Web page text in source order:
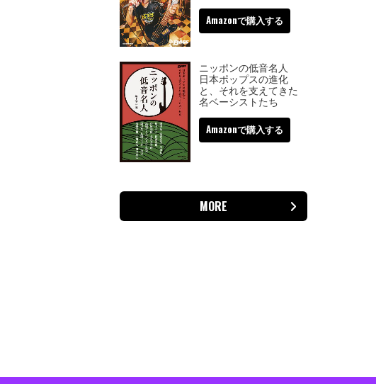
Amazonで購入する
ニッポンの低音名人
日本ポップスの進化
と、それを支えてきた
名ベーシストたち
Amazonで購入する
MORE